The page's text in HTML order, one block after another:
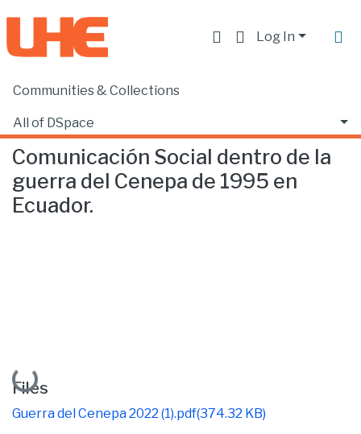
Log In
Communities & Collections
All of DSpace
Statistics
Home
Comunicación Social dentro de la
guerra del Cenepa de 1995 en
Ecuador.
Loading...
Files
Guerra del Cenepa 2022 (1).pdf(374.32 KB)